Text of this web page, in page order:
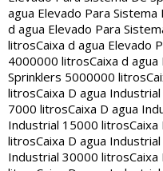
agua Elevado Para
d agua Elevado Para
litrosCaixa d agua Elevado
4000000 litrosCaixa d
Sprinklers 5000000 litros
litrosCaixa D agua
7000 litrosCaixa D agua
Industrial 15000 litros
litrosCaixa D agua
Industrial 30000 litros